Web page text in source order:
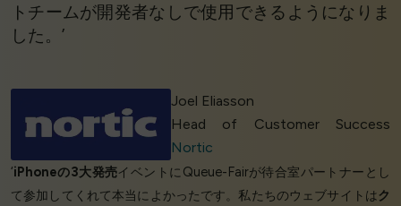
トチームが開発者なしで使用できるようになりま
した。’
Joel Eliasson
Head of Customer Success
Nortic
‘iPhoneの3大発売イベントにQueue-Fairが待合室パートナーとし
て参加してくれて本当によかったです。私たちのウェブサイトは ク